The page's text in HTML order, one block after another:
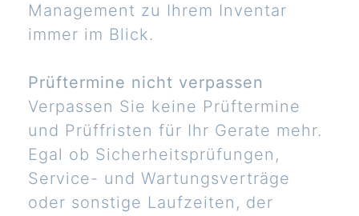
Management zu Ihrem Inventar
immer im Blick.
Prüftermine nicht verpassen
Verpassen Sie keine Prüftermine
und Prüffristen für Ihr Gerate mehr.
Egal ob Sicherheitsprüfungen,
Service- und Wartungsverträge
oder sonstige Laufzeiten, der